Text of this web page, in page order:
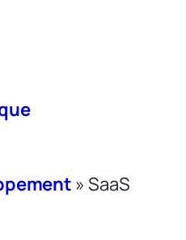
» SaaS